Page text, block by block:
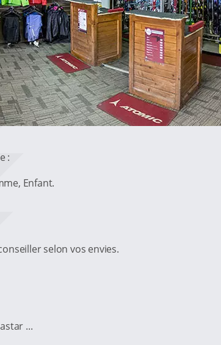
:
Enfant.
selon vos envies.
...